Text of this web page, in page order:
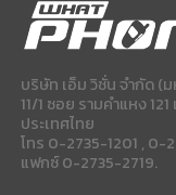
บริษัท เอ็ม วิชั่น จำกัด (
11/1 ซอย รามคำแหง
ประเทศไทย
โทร 0-2735-1201 , 0-
แฟกซ์ 0-2735-2719.